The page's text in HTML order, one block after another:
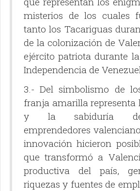
misterios de los cuales
tanto los Tacariguas
de la colonización de
ejército patriota durante
Independencia de
3.- Del simbolismo de
franja amarilla representa
y la sabiduría de
emprendedores
innovación hicieron
que transformó a
productiva del país,
riquezas y fuentes de